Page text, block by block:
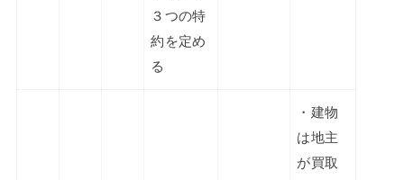
３つの特
約を定め
る
・建物
は地主
が買取